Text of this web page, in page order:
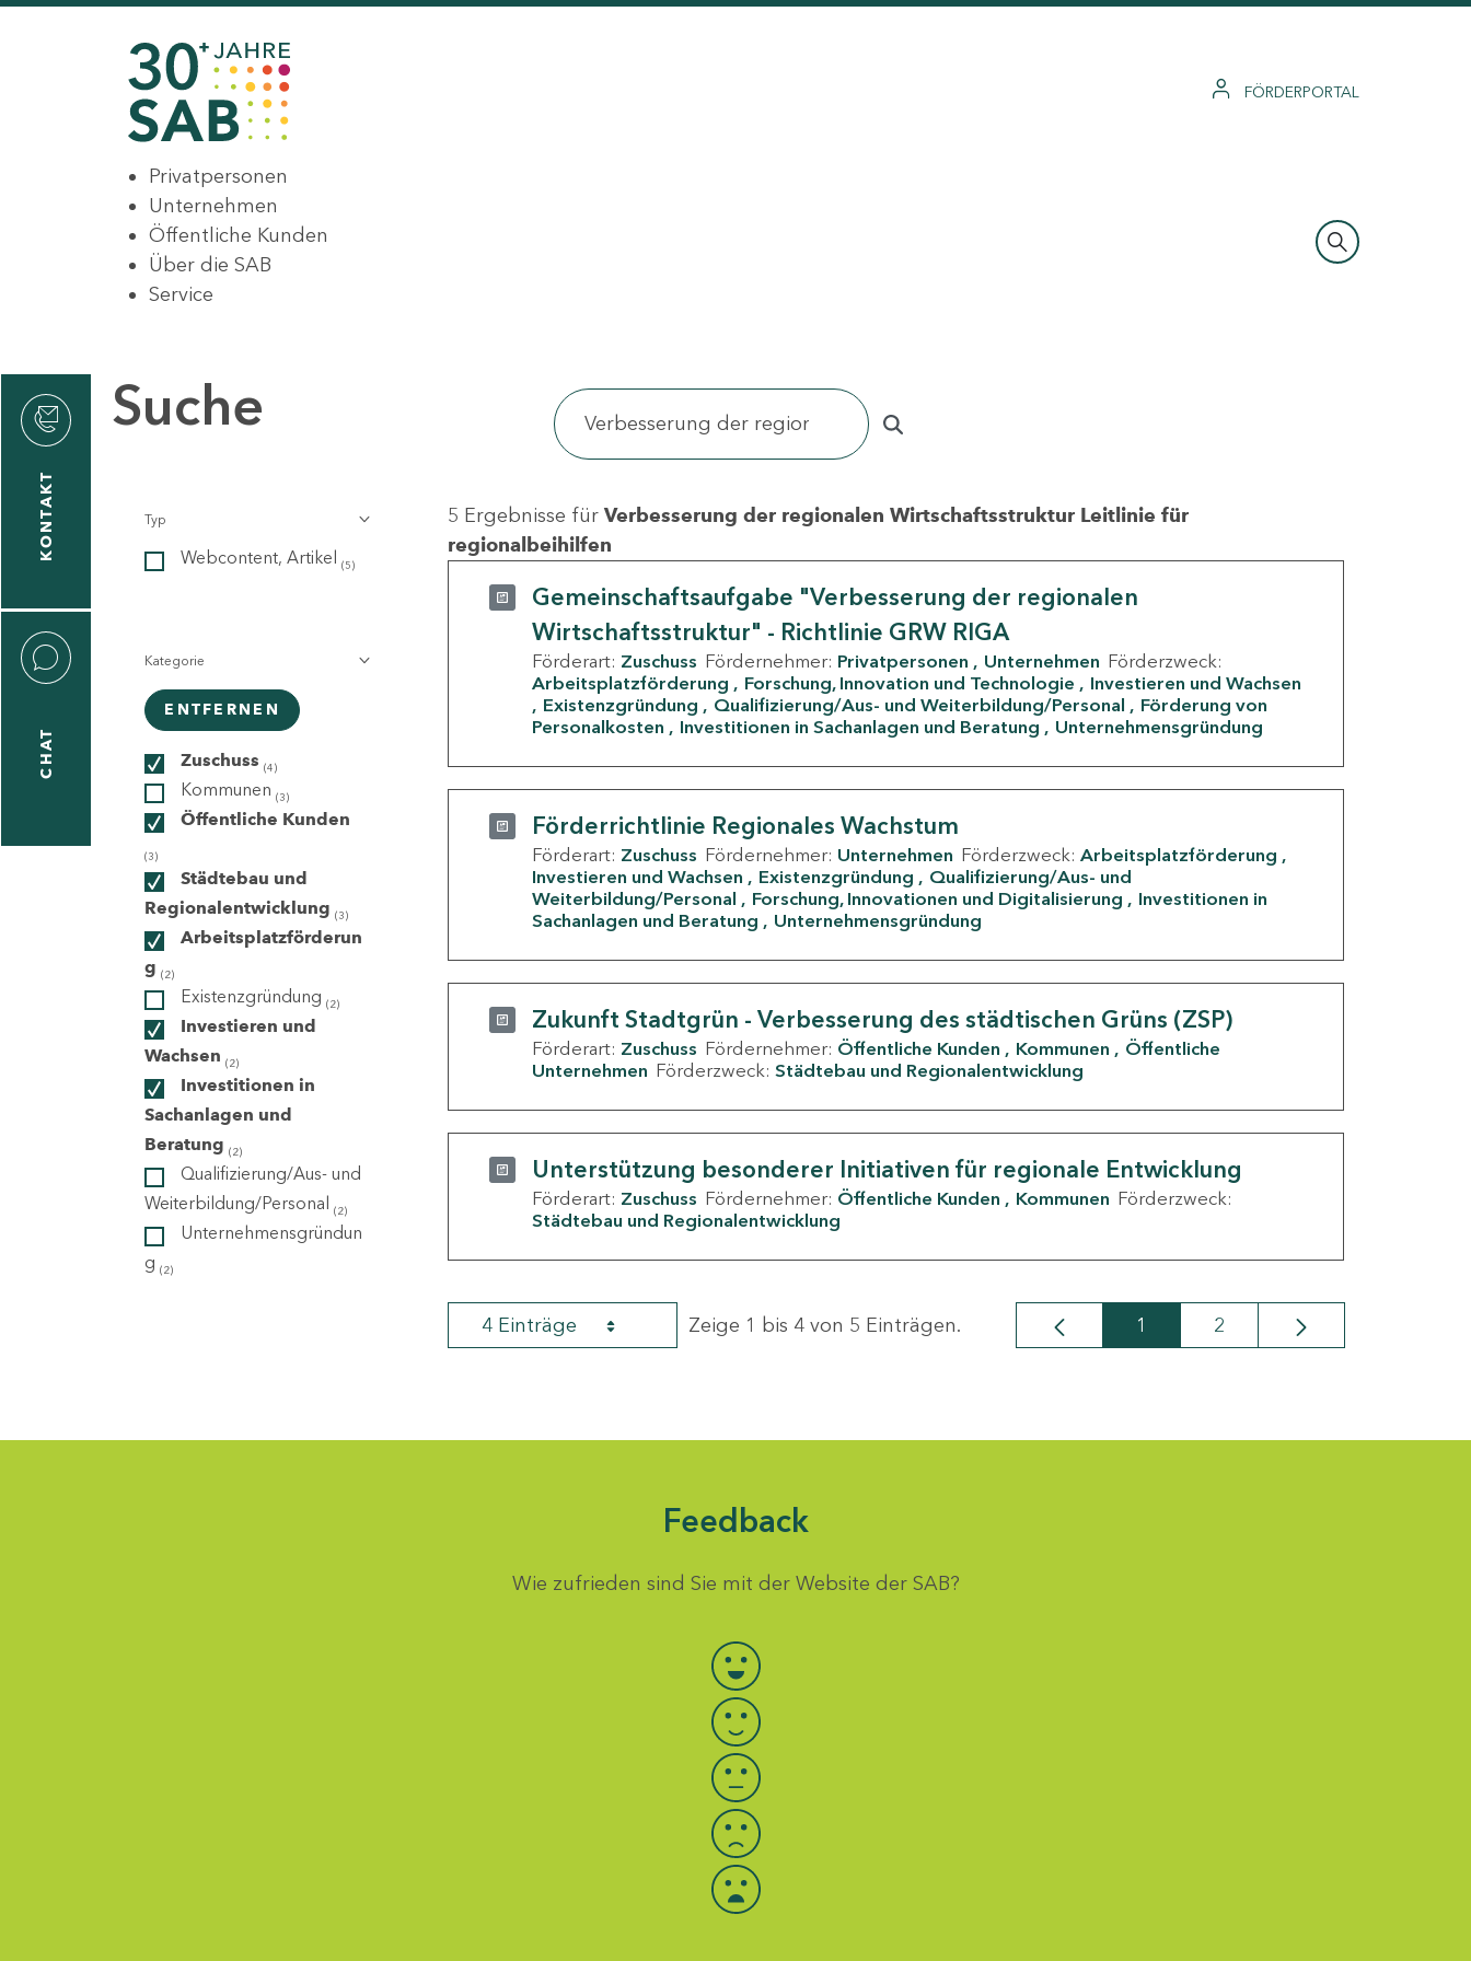
FÖRDERPORTAL
Privatpersonen
Unternehmen
Öffentliche Kunden
Über die SAB
Service
KONTAKT
CHAT
Suche
Typ
Webcontent, Artikel (5)
Kategorie
ENTFERNEN
Zuschuss (4)
Kommunen (3)
Öffentliche Kunden
(3)
Städtebau und
Regionalentwicklung (3)
Arbeitsplatzförderun
g (2)
Existenzgründung (2)
Investieren und
Wachsen (2)
Investitionen in
Sachanlagen und
Beratung (2)
Qualifizierung/Aus- und
Weiterbildung/Personal (2)
Unternehmensgründun
g (2)
5 Ergebnisse für Verbesserung der regionalen Wirtschaftsstruktur Leitlinie für
regionalbeihilfen
Gemeinschaftsaufgabe "Verbesserung der regionalen
Wirtschaftsstruktur" - Richtlinie GRW RIGA
Förderart: Zuschuss Fördernehmer: Privatpersonen Unternehmen Förderzweck:
Arbeitsplatzförderung
Forschung, Innovation und Technologie
Investieren und Wachsen
Existenzgründung
Qualifizierung/Aus- und Weiterbildung/Personal
Förderung von
Personalkosten
Investitionen in Sachanlagen und Beratung Unternehmensgründung
Förderrichtlinie Regionales Wachstum
Förderart: Zuschuss Fördernehmer: Unternehmen Förderzweck: Arbeitsplatzförderung
Investieren und Wachsen
Existenzgründung
Qualifizierung/Aus- und
Weiterbildung/Personal
Forschung, Innovationen und Digitalisierung
Investitionen in
Sachanlagen und Beratung
Unternehmensgründung
Zukunft Stadtgrün - Verbesserung des städtischen Grüns (ZSP)
Förderart: Zuschuss Fördernehmer: Öffentliche Kunden Kommunen
Öffentliche
Unternehmen Förderzweck: Städtebau und Regionalentwicklung
Unterstützung besonderer Initiativen für regionale Entwicklung
Förderart: Zuschuss Fördernehmer: Öffentliche Kunden Kommunen Förderzweck:
Städtebau und Regionalentwicklung
4 Einträge Zeige 1 bis 4 von 5 Einträgen. Seite
1 Seite
2
Feedback
Wie zufrieden sind Sie mit der Website der SAB?
Bewertung auswählen